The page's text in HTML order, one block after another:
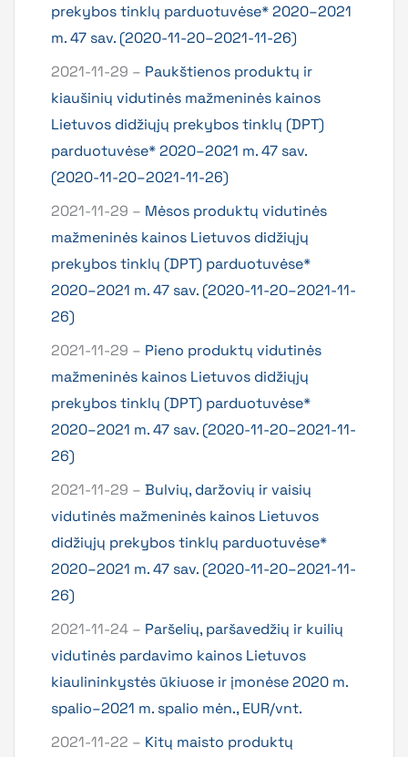
prekybos tinklų parduotuvėse* 2020–2021
m. 47 sav. (2020-11-20–2021-11-26)
2021-11-29 – Paukštienos produktų ir
kiaušinių vidutinės mažmeninės kainos
Lietuvos didžiųjų prekybos tinklų (DPT)
parduotuvėse* 2020–2021 m. 47 sav.
(2020-11-20–2021-11-26)
2021-11-29 – Mėsos produktų vidutinės
mažmeninės kainos Lietuvos didžiųjų
prekybos tinklų (DPT) parduotuvėse*
2020–2021 m. 47 sav. (2020-11-20–2021-11-
26)
2021-11-29 – Pieno produktų vidutinės
mažmeninės kainos Lietuvos didžiųjų
prekybos tinklų (DPT) parduotuvėse*
2020–2021 m. 47 sav. (2020-11-20–2021-11-
26)
2021-11-29 – Bulvių, daržovių ir vaisių
vidutinės mažmeninės kainos Lietuvos
didžiųjų prekybos tinklų parduotuvėse*
2020–2021 m. 47 sav. (2020-11-20–2021-11-
26)
2021-11-24 – Paršelių, paršavedžių ir kuilių
vidutinės pardavimo kainos Lietuvos
kiaulininkystės ūkiuose ir įmonėse 2020 m.
spalio–2021 m. spalio mėn., EUR/vnt.
2021-11-22 – Kitų maisto produktų